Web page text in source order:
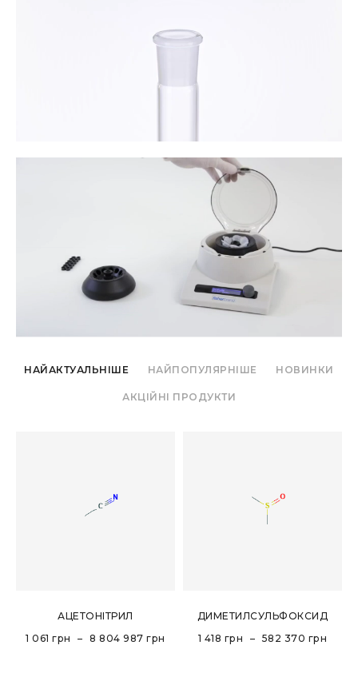
НАЙАКТУАЛЬНІШЕ НАЙПОПУЛЯРНІШЕ НОВИНКИ
АКЦІЙНІ ПРОДУКТИ
АЦЕТОНІТРИЛ
1 061 грн – 8 804 987 грн
ДИМЕТИЛСУЛЬФОКСИД
1 418 грн – 582 370 грн